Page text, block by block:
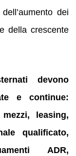
dei
della crescente
devono
e continue:
leasing,
qualificato,
ADR,